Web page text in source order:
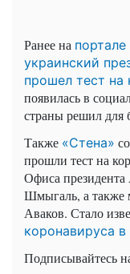
Ранее на
украинский
прошел тест на
появилась в
страны решил для
Также «Стена»
прошли тест на
Офиса
Шмыгаль, а также
Аваков. Стало
коронавируса
Подписывайтесь